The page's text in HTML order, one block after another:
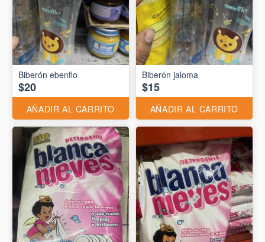
Biberón ebenflo
$20
AÑADIR AL CARRITO
Biberón jaloma
$15
AÑADIR AL CARRITO